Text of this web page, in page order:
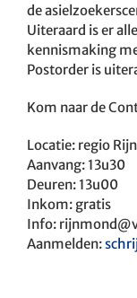
de
Uiteraard is er
kennismaking
Postorder is
Kom naar de
Locatie: regio
Aanvang: 13u30
Deuren: 13u00
Inkom: gratis
Info:
Aanmelden: